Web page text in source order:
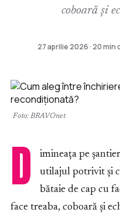
coboară și
27 aprilie 2026 · 20 min
Foto: BRAVOnet
D
imineața pe
utilajul potrivit și
bătaie de cap cu
face treaba, coboară și